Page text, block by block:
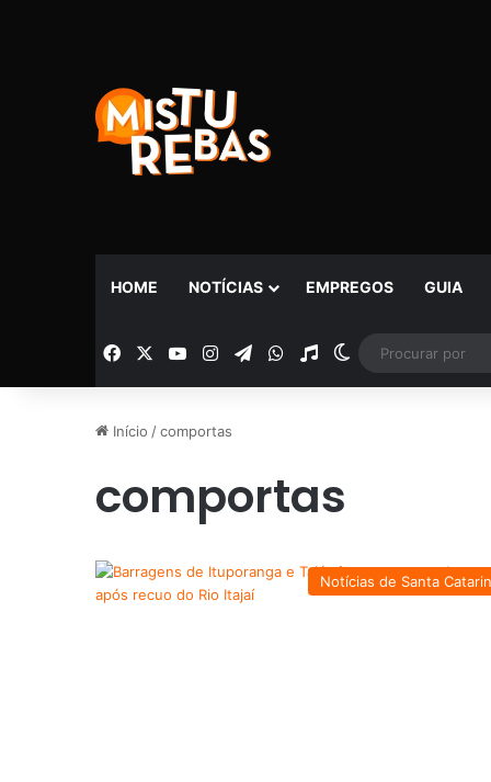
HOME NOTÍCIAS EMPREGOS GUIA
Facebook YouTubeInstagramTelegramWhatsApp
Rádio Switch skin
Início /comportas
comportas
Notícias de Santa